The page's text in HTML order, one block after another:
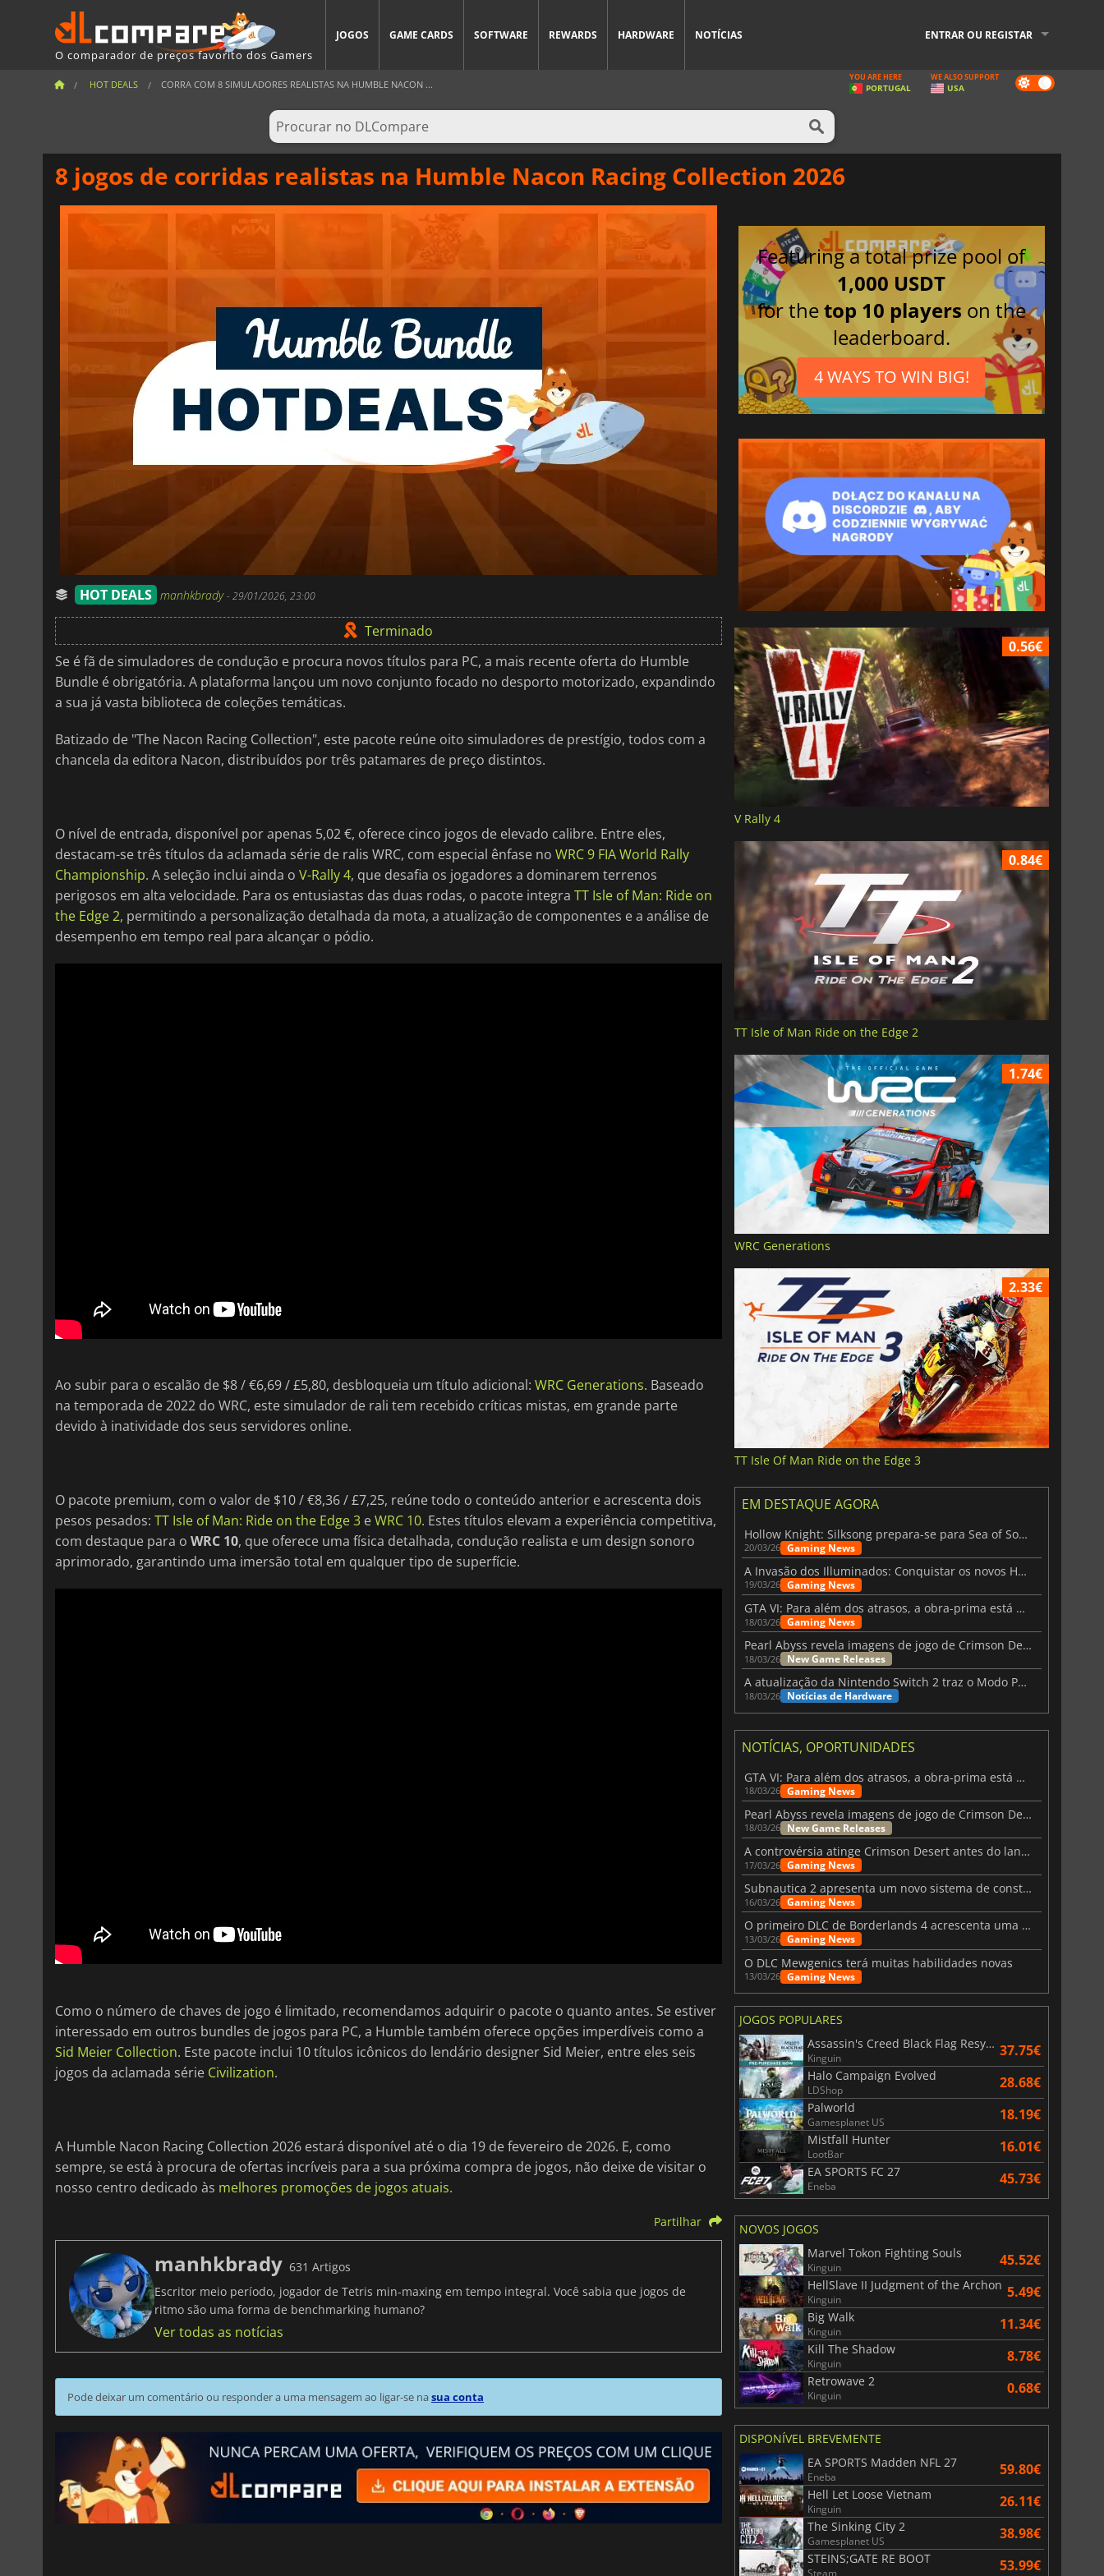
O comparador de preços favorito dos Gamers
JOGOS GAME CARDS SOFTWARE REWARDS HARDWARE NOTÍCIAS ENTRAR OU REGISTAR
HOT DEALS CORRA COM 8 SIMULADORES REALISTAS NA HUMBLE NACON ... Dark
mode
YOU ARE HERE
PORTUGAL
WE ALSO SUPPORT
USA
8 jogos de corridas realistas na Humble Nacon Racing Collection 2026
HOT DEALS manhkbrady-29/01/2026, 23:00
Terminado
Se é fã de simuladores de condução e procura novos títulos para PC, a mais recente oferta do Humble
Bundle é obrigatória. A plataforma lançou um novo conjunto focado no desporto motorizado, expandindo
a sua já vasta biblioteca de coleções temáticas.
Batizado de "The Nacon Racing Collection", este pacote reúne oito simuladores de prestígio, todos com a
chancela da editora Nacon, distribuídos por três patamares de preço distintos.
O nível de entrada, disponível por apenas 5,02 €, oferece cinco jogos de elevado calibre. Entre eles,
destacam-se três títulos da aclamada série de ralis WRC, com especial ênfase no WRC 9 FIA World Rally
Championship. A seleção inclui ainda o V-Rally 4, que desafia os jogadores a dominarem terrenos
perigosos em alta velocidade. Para os entusiastas das duas rodas, o pacote integra TT Isle of Man: Ride on
the Edge 2, permitindo a personalização detalhada da mota, a atualização de componentes e a análise de
desempenho em tempo real para alcançar o pódio.
Ao subir para o escalão de $8 / €6,69 / £5,80, desbloqueia um título adicional: WRC Generations. Baseado
na temporada de 2022 do WRC, este simulador de rali tem recebido críticas mistas, em grande parte
devido à inatividade dos seus servidores online.
O pacote premium, com o valor de $10 / €8,36 / £7,25, reúne todo o conteúdo anterior e acrescenta dois
pesos pesados: TT Isle of Man: Ride on the Edge 3 eWRC 10. Estes títulos elevam a experiência competitiva,
com destaque para o WRC 10, que oferece uma física detalhada, condução realista e um design sonoro
aprimorado, garantindo uma imersão total em qualquer tipo de superfície.
Como o número de chaves de jogo é limitado, recomendamos adquirir o pacote o quanto antes. Se estiver
interessado em outros bundles de jogos para PC, a Humble também oferece opções imperdíveis como a
Sid Meier Collection. Este pacote inclui 10 títulos icônicos do lendário designer Sid Meier, entre eles seis
jogos da aclamada série Civilization.
A Humble Nacon Racing Collection 2026 estará disponível até o dia 19 de fevereiro de 2026. E, como
sempre, se está à procura de ofertas incríveis para a sua próxima compra de jogos, não deixe de visitar o
nosso centro dedicado às melhores promoções de jogos atuais.
Partilhar
manhkbrady 631 Artigos
Escritor meio período, jogador de Tetris min-maxing em tempo integral. Você sabia que jogos de
ritmo são uma forma de benchmarking humano?
Ver todas as notícias
Pode deixar um comentário ou responder a uma mensagem ao ligar-se nasua conta
Featuring a total prize pool of
1,000 USDT
for thetop 10 players on the
leaderboard.
4 WAYS TO WIN BIG!
0.56€
V Rally 4
0.84€
TT Isle of Man Ride on the Edge 2
1.74€
WRC Generations
2.33€
TT Isle Of Man Ride on the Edge 3
EM DESTAQUE AGORA
Hollow Knight: Silksong prepara-se para Sea of Sorrow com um patch
20/03/26 Gaming News
A Invasão dos Illuminados: Conquistar os novos Helldivers 2 Atualização!
19/03/26 Gaming News
GTA VI: Para além dos atrasos, a obra-prima está quase a chegar
18/03/26 Gaming News
Pearl Abyss revela imagens de jogo de Crimson Desert para a PS5
18/03/26 New Game Releases
A atualização da Nintendo Switch 2 traz o Modo Portátil aos jogos mais antigos da Switch
18/03/26 Notícias de Hardware
NOTÍCIAS, OPORTUNIDADES
GTA VI: Para além dos atrasos, a obra-prima está quase a chegar
18/03/26 Gaming News
Pearl Abyss revela imagens de jogo de Crimson Desert para a PS5
18/03/26 New Game Releases
A controvérsia atinge Crimson Desert antes do lançamento
17/03/26 Gaming News
Subnautica 2 apresenta um novo sistema de construção de bases
16/03/26 Gaming News
O primeiro DLC de Borderlands 4 acrescenta uma nova personagem e muito mais
13/03/26 Gaming News
O DLC Mewgenics terá muitas habilidades novas
13/03/26 Gaming News
JOGOS POPULARES
Assassin's Creed Black Flag Resynced
Kinguin 37.75€
Halo Campaign Evolved
LDShop 28.68€
Palworld
Gamesplanet US 18.19€
Mistfall Hunter
LootBar 16.01€
EA SPORTS FC 27
Eneba 45.73€
NOVOS JOGOS
Marvel Tokon Fighting Souls
Kinguin 45.52€
HellSlave II Judgment of the Archon
Kinguin 5.49€
Big Walk
Kinguin 11.34€
Kill The Shadow
Kinguin 8.78€
Retrowave 2
Kinguin 0.68€
DISPONÍVEL BREVEMENTE
EA SPORTS Madden NFL 27
Eneba 59.80€
Hell Let Loose Vietnam
Kinguin 26.11€
The Sinking City 2
Gamesplanet US 38.98€
STEINS;GATE RE BOOT
Steam 53.99€